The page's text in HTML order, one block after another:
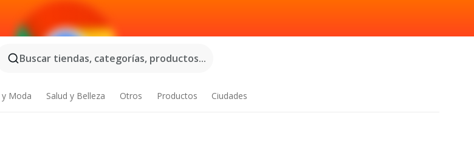
Buscar tiendas, categorías, productos...
Moda Salud y Belleza Otros Productos Ciudades